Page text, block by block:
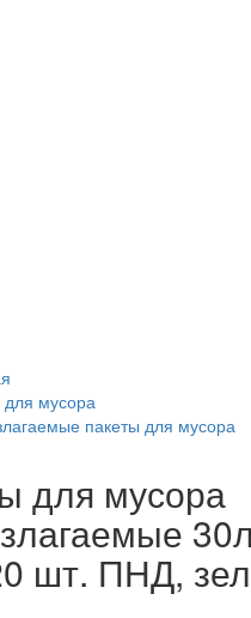
мусора
пакеты для мусора
для мусора
шт. ПНД,